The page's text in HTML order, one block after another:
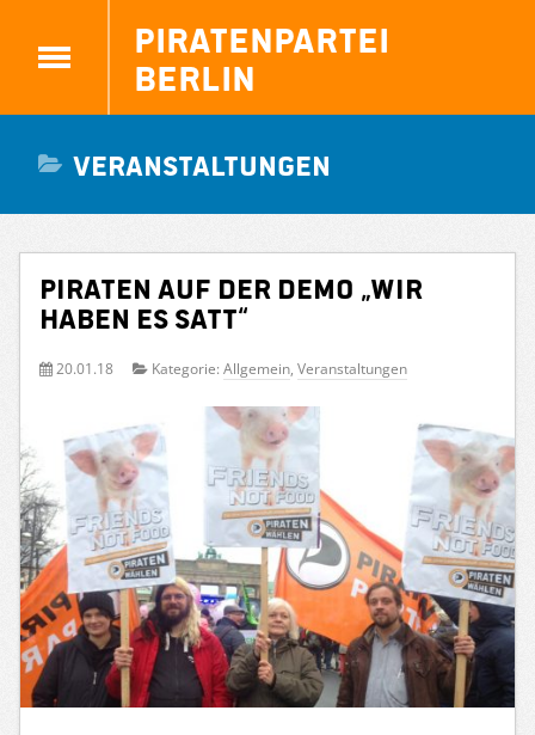
Piratenpartei
Berlin
Veranstaltungen
PIRATEN auf der Demo „Wir
haben es satt“
20.01.18 Kategorie: Allgemein, Veranstaltungen